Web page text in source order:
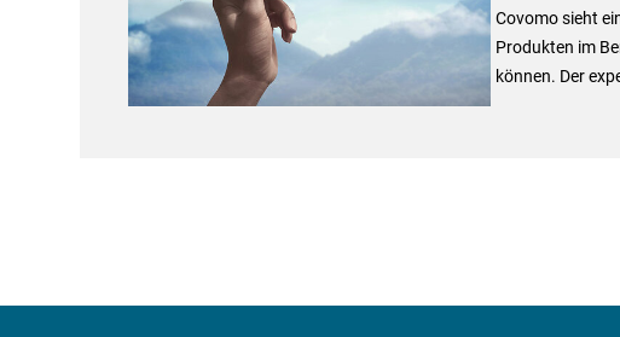
Covomo sieht
Produkten im
können. Der